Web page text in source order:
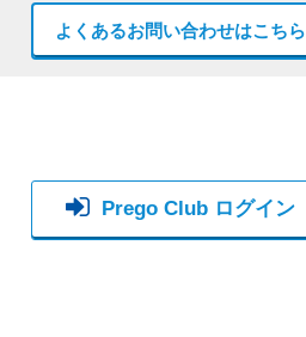
よくあるお問い合わせはこちら
Prego Club ログイン